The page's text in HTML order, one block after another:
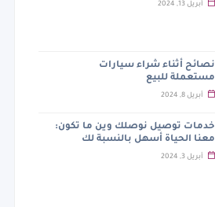
أبريل 13, 2024
نصائح أثناء شراء سيارات
مستعملة للبيع
أبريل 8, 2024
خدمات توصيل نوصلك وين ما تكون:
معنا الحياة أسهل بالنسبة لك
أبريل 3, 2024